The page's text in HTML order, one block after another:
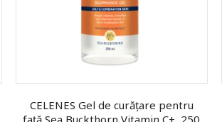
CELENES Gel de curățare pentru
față Sea Buckthorn Vitamin C+, 250